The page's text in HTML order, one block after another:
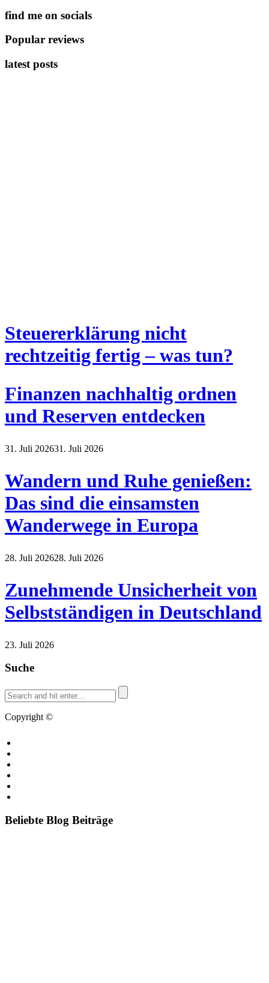
find me on socials
Popular reviews
latest posts
Steuererklärung nicht
rechtzeitig fertig – was tun?
Finanzen nachhaltig ordnen
und Reserven entdecken
31. Juli 202631. Juli 2026
Wandern und Ruhe genießen:
Das sind die einsamsten
Wanderwege in Europa
28. Juli 202628. Juli 2026
Zunehmende Unsicherheit von
Selbstständigen in Deutschland
23. Juli 2026
Suche
Copyright ©
Beliebte Blog Beiträge